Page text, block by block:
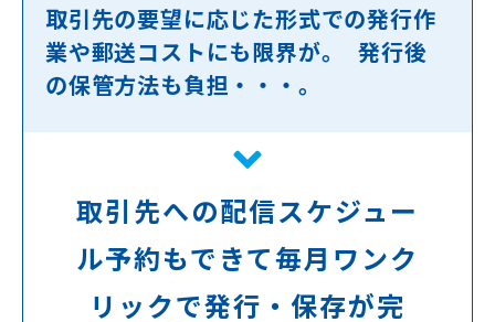
取引先の要望に応じた形式での発行作
業や郵送コストにも限界が。 発行後
の保管方法も負担・・・。
取引先への配信スケジュー
ル予約もできて毎月ワンク
リックで発行・保存が完